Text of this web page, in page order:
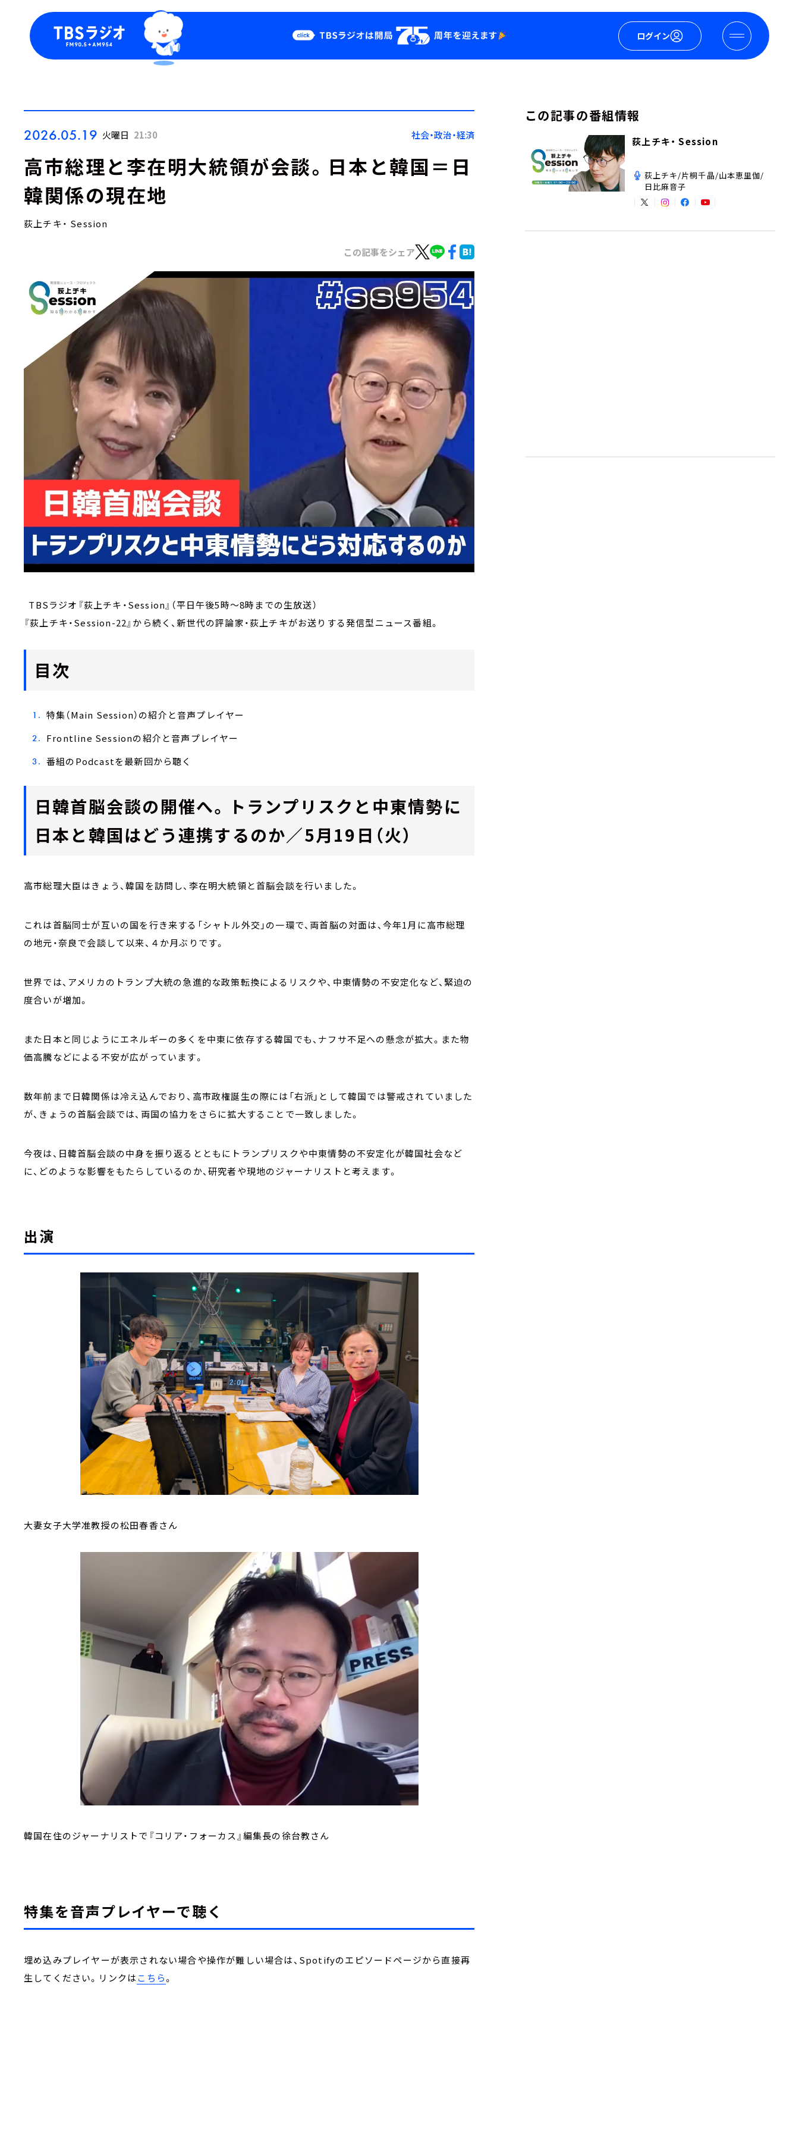
ログイン
Podcast
YouTube
会社情報
2026.05.19 火曜日 21:30 社会・政治・経済
高市総理と李在明大統領が会談。日本と韓国＝日
韓関係の現在地
荻上チキ・ Session
この記事をシェア
TBSラジオ『荻上チキ・Session』（平日午後5時～8時までの生放送）
『荻上チキ・Session-22』から続く、新世代の評論家・荻上チキがお送りする発信型ニュース番組。
目次
特集（Main Session）の紹介と音声プレイヤー
Frontline Sessionの紹介と音声プレイヤー
番組のPodcastを最新回から聴く
日韓首脳会談の開催へ。トランプリスクと中東情勢に
日本と韓国はどう連携するのか／5月19日（火）
高市総理大臣はきょう、韓国を訪問し、李在明大統領と首脳会談を行いました。
これは首脳同士が互いの国を行き来する「シャトル外交」の一環で、両首脳の対面は、今年1月に高市総理
の地元・奈良で会談して以来、４か月ぶりです。
世界では、アメリカのトランプ大統の急進的な政策転換によるリスクや、中東情勢の不安定化など、緊迫の
度合いが増加。
また日本と同じようにエネルギーの多くを中東に依存する韓国でも、ナフサ不足への懸念が拡大。また物
価高騰などによる不安が広がっています。
数年前まで日韓関係は冷え込んでおり、高市政権誕生の際には「右派」として韓国では警戒されていました
が、きょうの首脳会談では、両国の協力をさらに拡大することで一致しました。
今夜は、日韓首脳会談の中身を振り返るとともにトランプリスクや中東情勢の不安定化が韓国社会など
に、どのような影響をもたらしているのか、研究者や現地のジャーナリストと考えます。
出演
大妻女子大学准教授の松田春香さん
韓国在住のジャーナリストで『コリア・フォーカス』編集長の徐台教さん
特集を音声プレイヤーで聴く
埋め込みプレイヤーが表示されない場合や操作が難しい場合は、Spotifyのエピソードページから直接再
生してください。リンクはこちら。
この記事の番組情報
荻上チキ・ Session
荻上チキ/片桐千晶/山本恵里伽/
日比麻音子